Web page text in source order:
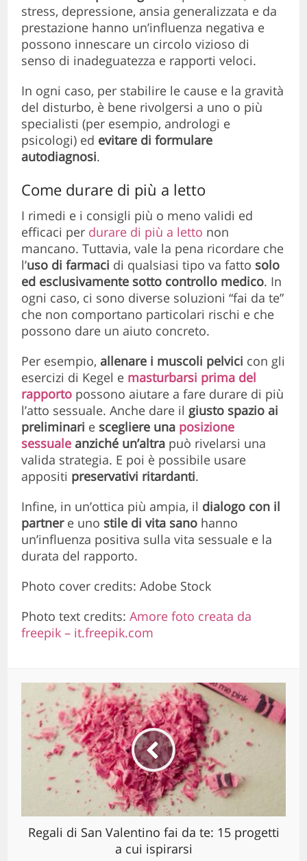
stress, depressione, ansia generalizzata e da
prestazione hanno un’influenza negativa e
possono innescare un circolo vizioso di
senso di inadeguatezza e rapporti veloci.
In ogni caso, per stabilire le cause e la gravità
del disturbo, è bene rivolgersi a uno o più
specialisti (per esempio, andrologi e
psicologi) ed evitare di formulare
autodiagnosi.
Come durare di più a letto
I rimedi e i consigli più o meno validi ed
efficaci per durare di più a letto non
mancano. Tuttavia, vale la pena ricordare che
l’uso di farmaci di qualsiasi tipo va fatto solo
ed esclusivamente sotto controllo medico. In
ogni caso, ci sono diverse soluzioni “fai da te”
che non comportano particolari rischi e che
possono dare un aiuto concreto.
Per esempio, allenare i muscoli pelvici con gli
esercizi di Kegel e masturbarsi prima del
rapporto possono aiutare a fare durare di più
l’atto sessuale. Anche dare il giusto spazio ai
preliminari e scegliere una posizione
sessuale anziché un’altra può rivelarsi una
valida strategia. E poi è possibile usare
appositi preservativi ritardanti.
Infine, in un’ottica più ampia, il dialogo con il
partnere uno stile di vita sano hanno
un’influenza positiva sulla vita sessuale e la
durata del rapporto.
Photo cover credits: Adobe Stock
Photo text credits:Amore foto creata da
freepik – it.freepik.com
Regali di San Valentino fai da te: 15 progetti
a cui ispirarsi